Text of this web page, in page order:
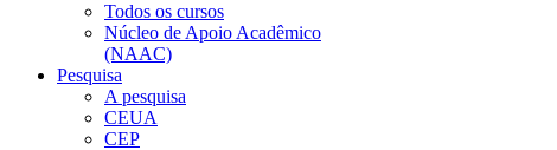
Todos os cursos
Núcleo de Apoio Acadêmico
(NAAC)
Pesquisa
A pesquisa
CEUA
CEP